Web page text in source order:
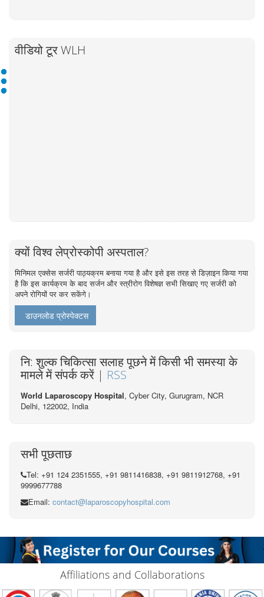
वीडियो टूर WLH
क्यों विश्व लेप्रोस्कोपी अस्पताल?
मिनिमल एक्सेस सर्जरी पाठ्यक्रम बनाया गया है और इसे इस तरह से डिज़ाइन किया गया
है कि इस कार्यक्रम के बाद सर्जन और स्त्रीरोग विशेषज्ञ सभी सिखाए गए सर्जरी को
अपने रोगियों पर कर सकेंगे।
डाउनलोड प्रोस्पेक्टस
नि: शुल्क चिकित्सा सलाह पूछने में किसी भी समस्या के
मामले में संपर्क करें | RSS
World Laparoscopy Hospital, Cyber City, Gurugram, NCR
Delhi, 122002, India
सभी पूछताछ
Tel: +91 124 2351555, +91 9811416838, +91 9811912768, +91
9999677788
Email: contact@laparoscopyhospital.com
Affiliations and Collaborations